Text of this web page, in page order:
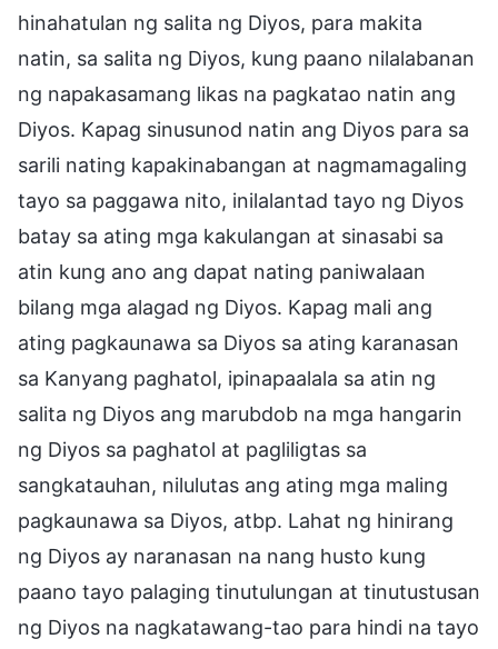
hinahatulan ng salita ng Diyos, para makita
natin, sa salita ng Diyos, kung paano nilalabanan
ng napakasamang likas na pagkatao natin ang
Diyos. Kapag sinusunod natin ang Diyos para sa
sarili nating kapakinabangan at nagmamagaling
tayo sa paggawa nito, inilalantad tayo ng Diyos
batay sa ating mga kakulangan at sinasabi sa
atin kung ano ang dapat nating paniwalaan
bilang mga alagad ng Diyos. Kapag mali ang
ating pagkaunawa sa Diyos sa ating karanasan
sa Kanyang paghatol, ipinapaalala sa atin ng
salita ng Diyos ang marubdob na mga hangarin
ng Diyos sa paghatol at pagliligtas sa
sangkatauhan, nilulutas ang ating mga maling
pagkaunawa sa Diyos, atbp. Lahat ng hinirang
ng Diyos ay naranasan na nang husto kung
paano tayo palaging tinutulungan at tinutustusan
ng Diyos na nagkatawang-tao para hindi na tayo